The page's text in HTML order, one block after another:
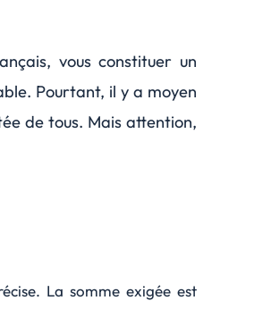
vous constituer un
Pourtant, il y a moyen
de tous. Mais attention,
La somme exigée est